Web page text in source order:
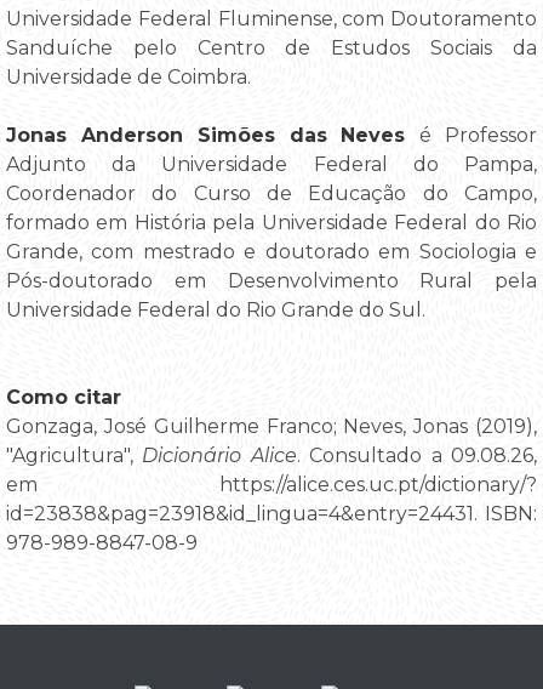
Universidade Federal Fluminense, com Doutoramento
Sanduíche pelo Centro de Estudos Sociais da
Universidade de Coimbra.
Jonas Anderson Simões das Nevesé Professor
Adjunto da Universidade Federal do Pampa,
Coordenador do Curso de Educação do Campo,
formado em História pela Universidade Federal do Rio
Grande, com mestrado e doutorado em Sociologia e
Pós-doutorado em Desenvolvimento Rural pela
Universidade Federal do Rio Grande do Sul.
Como citar
Gonzaga, José Guilherme Franco; Neves, Jonas (2019),
"Agricultura", Dicionário Alice. Consultado a 09.08.26,
em https://alice.ces.uc.pt/dictionary/?
id=23838&pag=23918&id_lingua=4&entry=24431. ISBN:
978-989-8847-08-9